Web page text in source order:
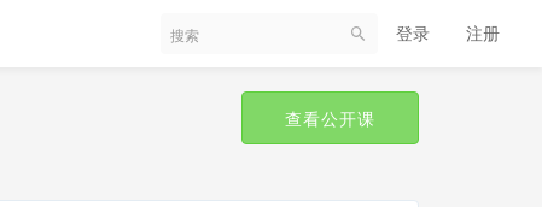
登录 注册
查看公开课